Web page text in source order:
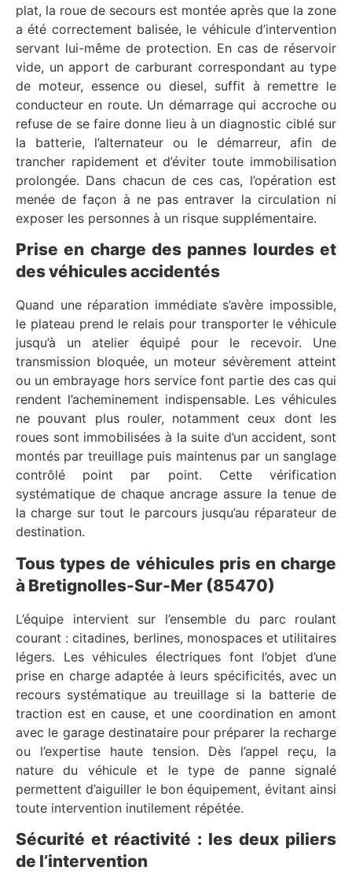
plat, la roue de secours est montée après que la zone
a été correctement balisée, le véhicule d’intervention
servant lui-même de protection. En cas de réservoir
vide, un apport de carburant correspondant au type
de moteur, essence ou diesel, suffit à remettre le
conducteur en route. Un démarrage qui accroche ou
refuse de se faire donne lieu à un diagnostic ciblé sur
la batterie, l’alternateur ou le démarreur, afin de
trancher rapidement et d’éviter toute immobilisation
prolongée. Dans chacun de ces cas, l’opération est
menée de façon à ne pas entraver la circulation ni
exposer les personnes à un risque supplémentaire.
Prise en charge des pannes lourdes et
des véhicules accidentés
Quand une réparation immédiate s’avère impossible,
le plateau prend le relais pour transporter le véhicule
jusqu’à un atelier équipé pour le recevoir. Une
transmission bloquée, un moteur sévèrement atteint
ou un embrayage hors service font partie des cas qui
rendent l’acheminement indispensable. Les véhicules
ne pouvant plus rouler, notamment ceux dont les
roues sont immobilisées à la suite d’un accident, sont
montés par treuillage puis maintenus par un sanglage
contrôlé point par point. Cette vérification
systématique de chaque ancrage assure la tenue de
la charge sur tout le parcours jusqu’au réparateur de
destination.
Tous types de véhicules pris en charge
à Bretignolles-Sur-Mer (85470)
L’équipe intervient sur l’ensemble du parc roulant
courant : citadines, berlines, monospaces et utilitaires
légers. Les véhicules électriques font l’objet d’une
prise en charge adaptée à leurs spécificités, avec un
recours systématique au treuillage si la batterie de
traction est en cause, et une coordination en amont
avec le garage destinataire pour préparer la recharge
ou l’expertise haute tension. Dès l’appel reçu, la
nature du véhicule et le type de panne signalé
permettent d’aiguiller le bon équipement, évitant ainsi
toute intervention inutilement répétée.
Sécurité et réactivité : les deux piliers
de l’intervention